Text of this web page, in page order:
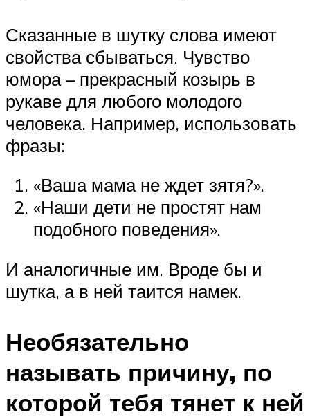
Сказанные в шутку слова имеют
свойства сбываться. Чувство
юмора – прекрасный козырь в
рукаве для любого молодого
человека. Например, использовать
фразы:
«Ваша мама не ждет зятя?».
«Наши дети не простят нам
подобного поведения».
И аналогичные им. Вроде бы и
шутка, а в ней таится намек.
Необязательно
называть причину, по
которой тебя тянет к ней